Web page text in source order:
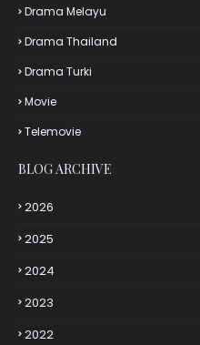
Drama Melayu
Drama Thailand
Drama Turki
Movie
Telemovie
BLOG ARCHIVE
2026
2025
2024
2023
2022